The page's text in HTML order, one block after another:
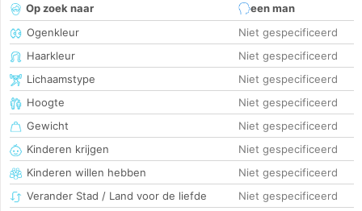
Op zoek naar
een man
Ogenkleur
Niet gespecificeerd
Haarkleur
Niet gespecificeerd
Lichaamstype
Niet gespecificeerd
Hoogte
Niet gespecificeerd
Gewicht
Niet gespecificeerd
Kinderen krijgen
Niet gespecificeerd
Kinderen willen hebben
Niet gespecificeerd
Verander Stad / Land voor de liefde
Niet gespecificeerd